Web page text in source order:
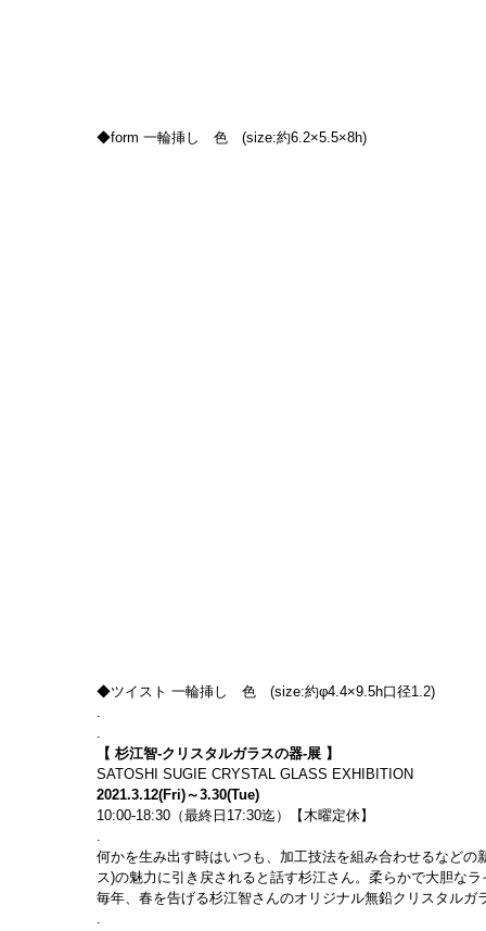
◆form 一輪挿し　色　(size:約6.2×5.5×8h)
◆ツイスト 一輪挿し　色　(size:約φ4.4×9.5h口径1.2)
【 杉江智-クリスタルガラスの器-展 】
SATOSHI SUGIE CRYSTAL GLASS EXHIBITION
2021.3.12(Fri)～3.30(Tue)
10:00-18:30（最終日17:30迄）【木曜定休】
何かを生み出す時はいつも、加工技法を組み合わせるなど
ス)の魅力に引き戻されると話す杉江さん。柔らかで大胆な
毎年、春を告げる杉江智さんのオリジナル無鉛クリスタル